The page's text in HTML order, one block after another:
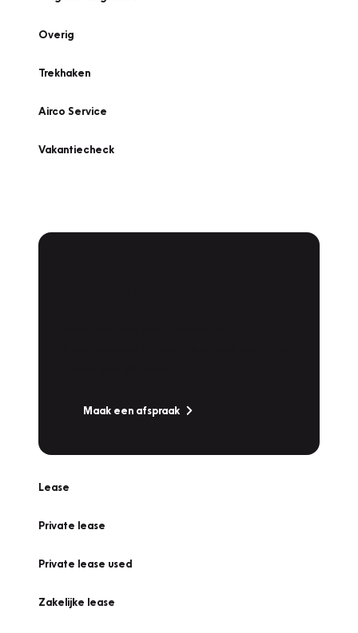
Overig
Trekhaken
Airco Service
Vakantiecheck
Maak een afspraak
Lease
Private lease
Private lease used
Zakelijke lease